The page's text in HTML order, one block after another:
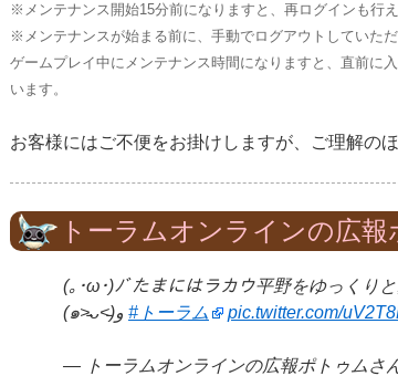
※メンテナンス開始15分前になりますと、再ログインも行
※メンテナンスが始まる前に、手動でログアウトしていただ
ゲームプレイ中にメンテナンス時間になりますと、直前に
います。
お客様にはご不便をお掛けしますが、ご理解の
トーラムオンラインの広
(｡･ω･)ﾉﾞたまにはラカウ平野をゆっくり
#トーラム pic.twitter.com/
— トーラムオンラインの広報ポトゥムさ